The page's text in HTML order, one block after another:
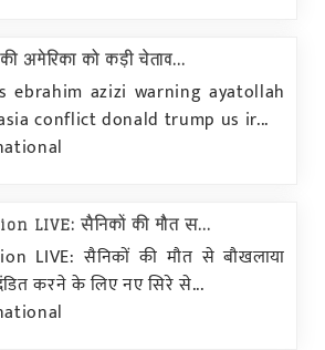
अमेरिका को कड़ी चेताव...
ebrahim azizi warning ayatollah
conflict donald trump us ir...
LIVE: सैनिकों की मौत स...
LIVE: सैनिकों की मौत से बौखलाया
करने के लिए नए सिरे से...